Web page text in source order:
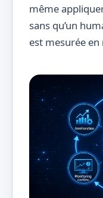
même
sans qu’un
est mesurée